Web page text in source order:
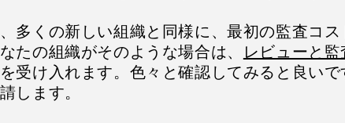
多くの新しい組織と同様に、最初の監査コ
たの組織がそのような場合は、
レビューと監
受け入れます。色々と確認してみると良いで
します。